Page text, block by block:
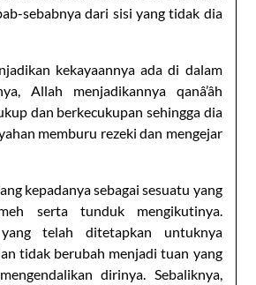
sebabnya dari sisi yang tidak dia
kekayaannya ada di dalam
Allah menjadikannya qanâ’âh
dan berkecukupan sehingga dia
memburu rezeki dan mengejar
kepadanya sebagai sesuatu yang
serta tunduk mengikutinya.
telah ditetapkan untuknya
tidak berubah menjadi tuan yang
dirinya. Sebaliknya,